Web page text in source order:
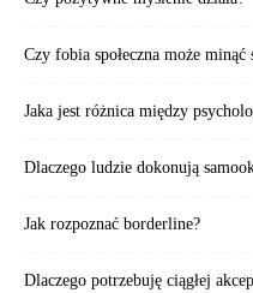
Czy fobia społeczna może minąć
Jaka jest różnica między
Dlaczego ludzie dokonują
Jak rozpoznać borderline?
Dlaczego potrzebuję ciągłej